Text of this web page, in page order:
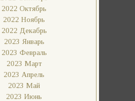
2022 Октябрь
2022 Ноябрь
2022 Декабрь
2023 Январь
2023 Февраль
2023 Март
2023 Апрель
2023 Май
2023 Июнь